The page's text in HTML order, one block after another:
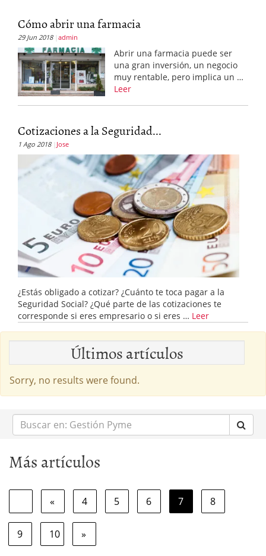
Cómo abrir una farmacia
29 Jun 2018 admin
Abrir una farmacia puede ser
una gran inversión, un negocio
muy rentable, pero implica un …
Leer
Cotizaciones a la Seguridad...
1 Ago 2018 Jose
¿Estás obligado a cotizar? ¿Cuánto te toca pagar a la
Seguridad Social? ¿Qué parte de las cotizaciones te
corresponde si eres empresario o si eres … Leer
Últimos artículos
Sorry, no results were found.
Buscar
en:
Más artículos
« 4 5 6 7 8
9 10 »